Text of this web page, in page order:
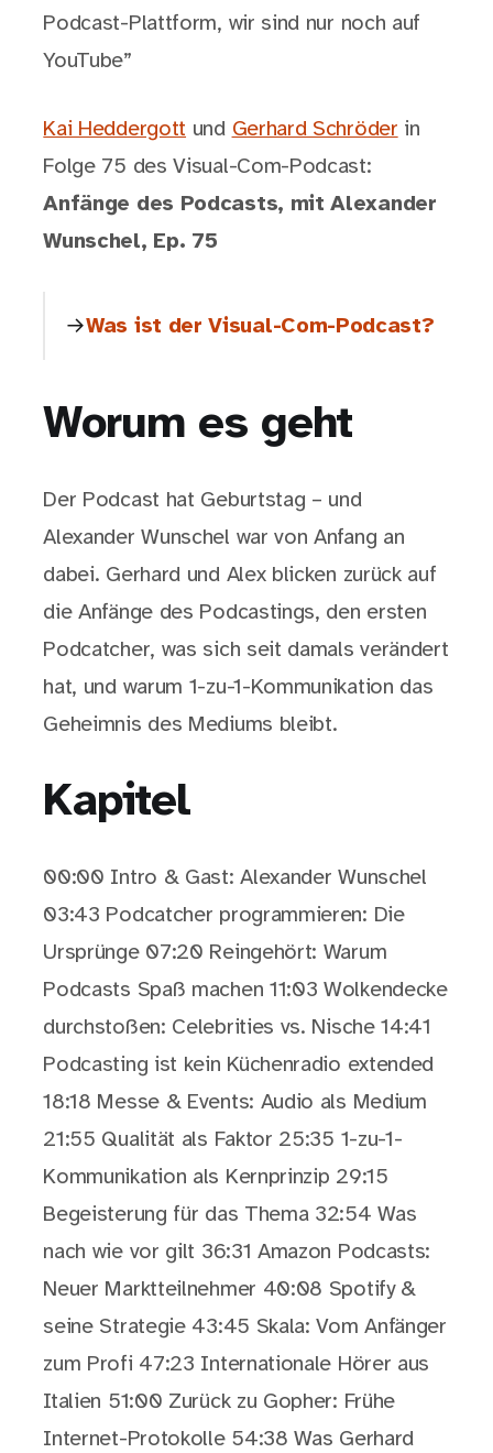
Podcast-Plattform, wir sind nur noch auf
YouTube”
Kai Heddergott und Gerhard Schröder in
Folge 75 des Visual-Com-Podcast:
Anfänge des Podcasts, mit Alexander
Wunschel, Ep. 75
Was ist der Visual-Com-Podcast?
Worum es geht
Der Podcast hat Geburtstag – und
Alexander Wunschel war von Anfang an
dabei. Gerhard und Alex blicken zurück auf
die Anfänge des Podcastings, den ersten
Podcatcher, was sich seit damals verändert
hat, und warum 1-zu-1-Kommunikation das
Geheimnis des Mediums bleibt.
Kapitel
00:00 Intro & Gast: Alexander Wunschel
03:43 Podcatcher programmieren: Die
Ursprünge 07:20 Reingehört: Warum
Podcasts Spaß machen 11:03 Wolkendecke
durchstoßen: Celebrities vs. Nische 14:41
Podcasting ist kein Küchenradio extended
18:18 Messe & Events: Audio als Medium
21:55 Qualität als Faktor 25:35 1-zu-1-
Kommunikation als Kernprinzip 29:15
Begeisterung für das Thema 32:54 Was
nach wie vor gilt 36:31 Amazon Podcasts:
Neuer Marktteilnehmer 40:08 Spotify &
seine Strategie 43:45 Skala: Vom Anfänger
zum Profi 47:23 Internationale Hörer aus
Italien 51:00 Zurück zu Gopher: Frühe
Internet-Protokolle 54:38 Was Gerhard